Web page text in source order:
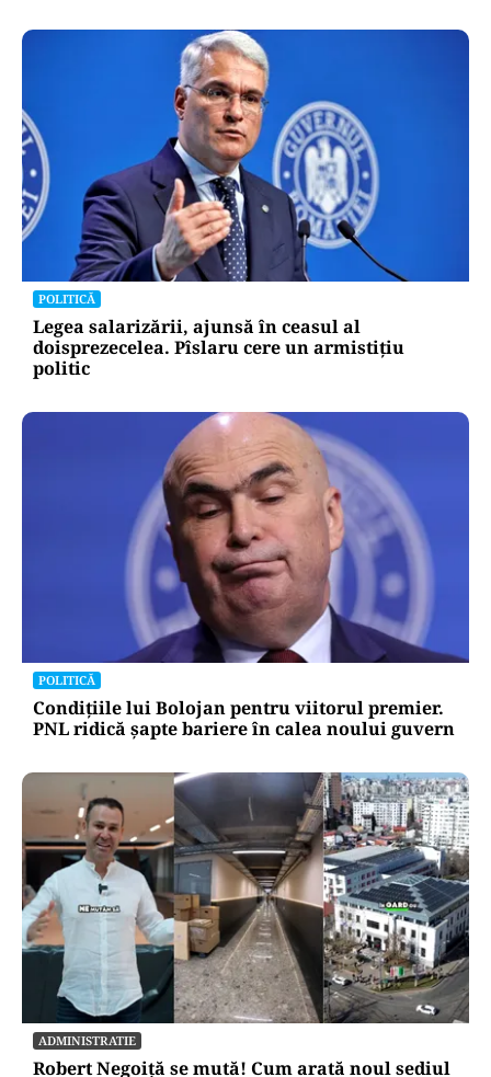
POLITICĂ
Legea salarizării, ajunsă în ceasul al
doisprezecelea. Pîslaru cere un armistițiu
politic
POLITICĂ
Condițiile lui Bolojan pentru viitorul premier.
PNL ridică șapte bariere în calea noului guvern
ADMINISTRATIE
Robert Negoiță se mută! Cum arată noul sediul